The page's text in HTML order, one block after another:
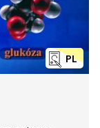
PL